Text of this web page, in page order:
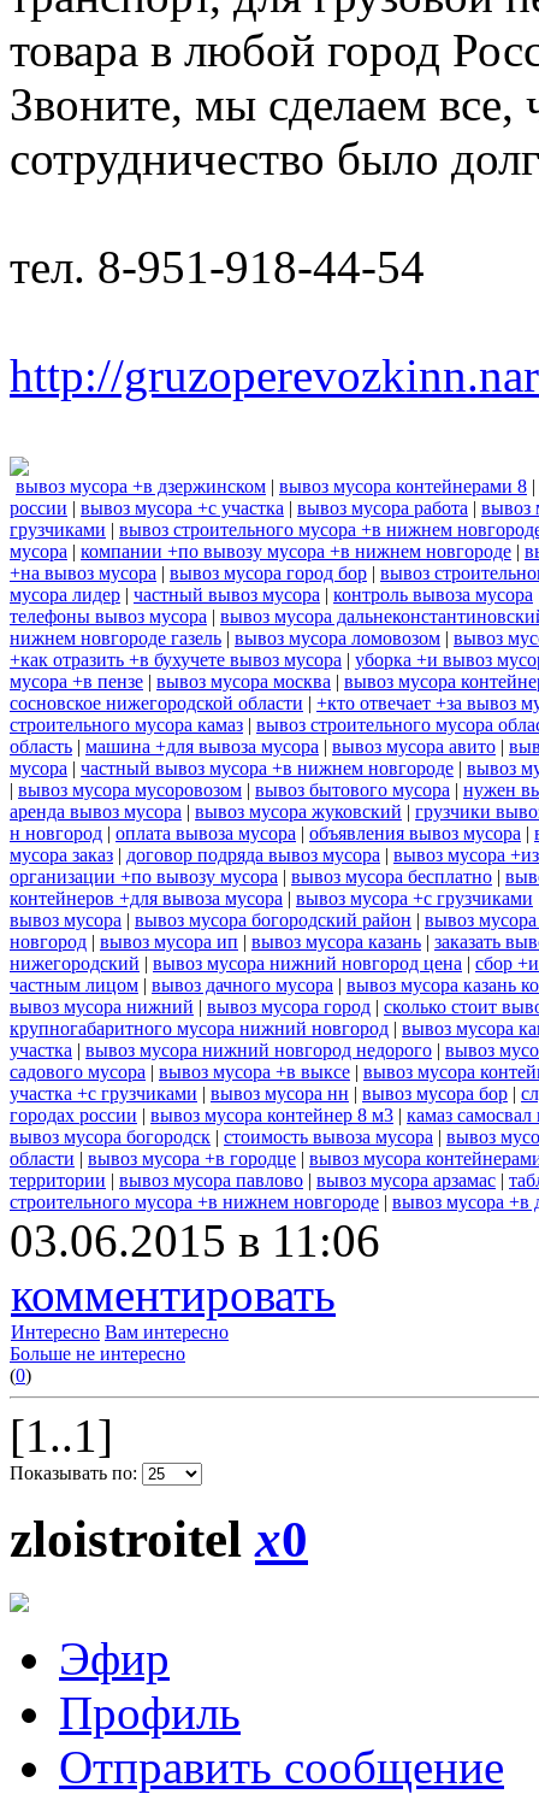
товара в любой город
Звоните, мы сделаем
сотрудничество было
тел. 8-951-918-44-54
http://
вывоз мусора +в дзержинском | вывоз мусора контейнерами 8 |
россии | вывоз мусора +с участка | вывоз мусора работа | вывоз
грузчиками | вывоз строительного мусора +в нижнем
мусора | компании +по вывозу мусора +в нижнем новгороде |
+на вывоз мусора | вывоз мусора город бор | вывоз
мусора лидер | частный вывоз мусора | контроль вывоза мусора
телефоны вывоз мусора | вывоз мусора
нижнем новгороде газель | вывоз мусора ломовозом | вывоз
+как отразить +в бухучете вывоз мусора | уборка +и вывоз
мусора +в пензе | вывоз мусора москва | вывоз мусора
сосновское нижегородской области | +кто отвечает +за вывоз
строительного мусора камаз | вывоз строительного мусора
область | машина +для вывоза мусора | вывоз мусора авито |
мусора | частный вывоз мусора +в нижнем новгороде | вывоз
| вывоз мусора мусоровозом | вывоз бытового мусора | нужен
аренда вывоз мусора | вывоз мусора жуковский | грузчики
н новгород | оплата вывоза мусора | объявления вывоз мусора |
мусора заказ | договор подряда вывоз мусора | вывоз мусора
организации +по вывозу мусора | вывоз мусора бесплатно |
контейнеров +для вывоза мусора | вывоз мусора +с грузчиками
вывоз мусора | вывоз мусора богородский район | вывоз
новгород | вывоз мусора ип | вывоз мусора казань | заказать
нижегородский | вывоз мусора нижний новгород цена | сбор
частным лицом | вывоз дачного мусора | вывоз мусора казань
вывоз мусора нижний | вывоз мусора город | сколько стоит
крупногабаритного мусора нижний новгород | вывоз мусора
участка | вывоз мусора нижний новгород недорого | вывоз
садового мусора | вывоз мусора +в выксе | вывоз мусора
участка +с грузчиками | вывоз мусора нн | вывоз мусора бор |
городах россии | вывоз мусора контейнер 8 м3 | камаз
вывоз мусора богородск | стоимость вывоза мусора | вывоз
области | вывоз мусора +в городце | вывоз мусора
территории | вывоз мусора павлово | вывоз мусора арзамас |
строительного мусора +в нижнем новгороде | вывоз мусора +в
03.06.2015 в 11:06
комментировать
Интересно Вам интересно
Больше не интересно
(0)
[1..1]
Показывать по:
zloistroitelx0
Эфир
Профиль
Отправить сообщение